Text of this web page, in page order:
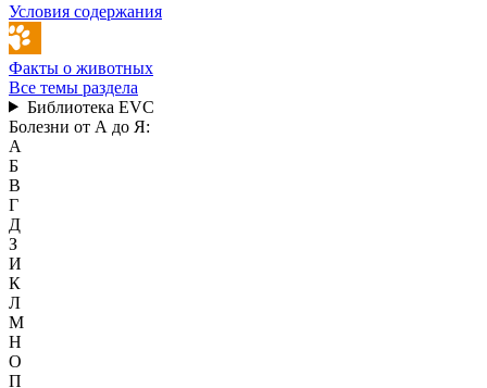
Условия содержания
Факты о животных
Все темы раздела
Библиотека EVC
Болезни от А до Я:
А
Б
В
Г
Д
З
И
К
Л
М
Н
О
П